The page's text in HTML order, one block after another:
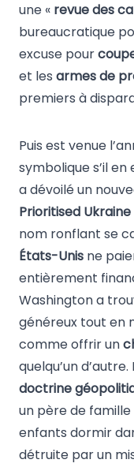
une « revue des
bureaucratique
excuse pour
et les armes de
premiers à
Puis est venue
symbolique s’il
a dévoilé un
Prioritised
nom ronflant se
États-Unis ne
entièrement
Washington a
généreux tout en
comme offrir un
quelqu’un
doctrine
un père de famille
enfants dormir
détruite par un